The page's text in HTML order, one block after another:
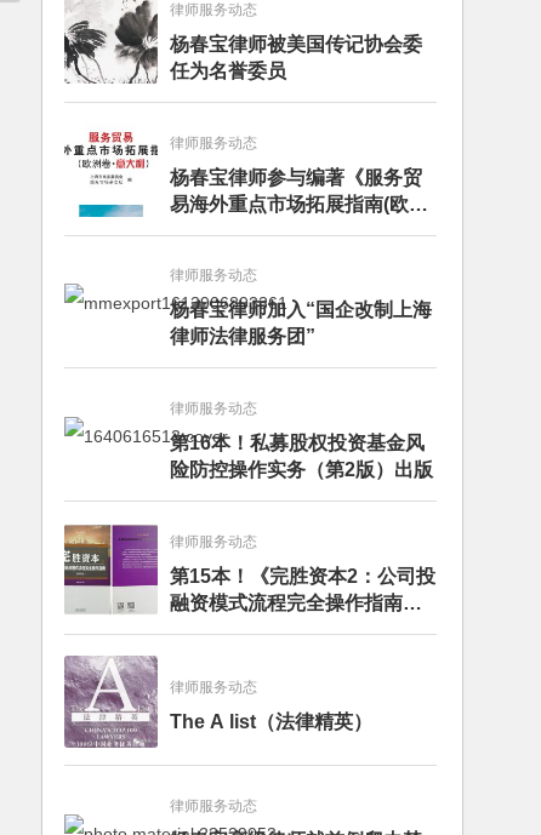
律师服务动态
杨春宝律师被美国传记协会委
任为名誉委员
律师服务动态
杨春宝律师参与编著《服务贸
易海外重点市场拓展指南(欧洲
卷·意大利)》
律师服务动态
杨春宝律师加入“国企改制上海
律师法律服务团”
律师服务动态
第16本！私募股权投资基金风
险防控操作实务（第2版）出版
律师服务动态
第15本！《完胜资本2：公司投
融资模式流程完全操作指南》
（第四版）出版
律师服务动态
The A list（法律精英）
律师服务动态